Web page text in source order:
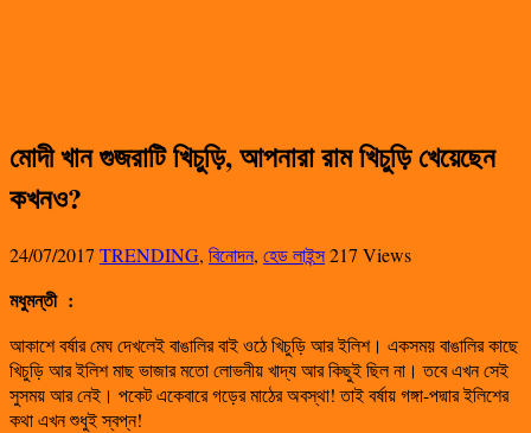
মোদী খান গুজরাটি খিচুড়ি, আপনারা রাম খিচুড়ি খেয়েছেন
কখনও?
24/07/2017 TRENDING, বিনোদন, হেড লাইন্স217 Views
মধুমন্তী :
আকাশে বর্ষার মেঘ দেখলেই বাঙালির বাই ওঠে খিচুড়ি আর ইলিশ। একসময় বাঙালির কাছে
খিচুড়ি আর ইলিশ মাছ ভাজার মতো লোভনীয় খাদ্য আর কিছুই ছিল না। তবে এখন সেই
সুসময় আর নেই। পকেট একেবারে গড়ের মাঠের অবস্থা! তাই বর্ষায় গঙ্গা-পদ্মার ইলিশের
কথা এখন শুধুই স্বপ্ন!